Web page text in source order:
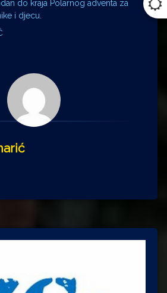
do kraja Polarnog adventa za
i djecu.